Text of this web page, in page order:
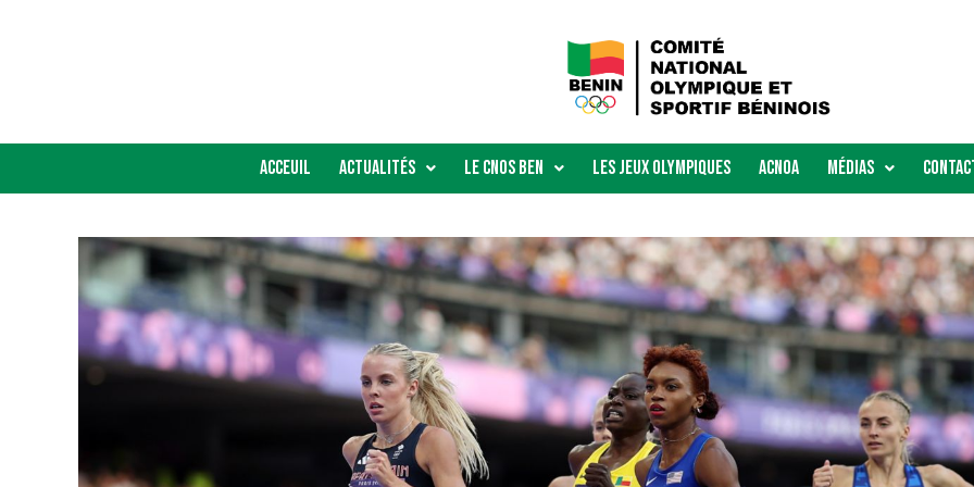
Acceuil Actualités Le Cnos Ben Les Jeux Olympiques ACNOA Médias